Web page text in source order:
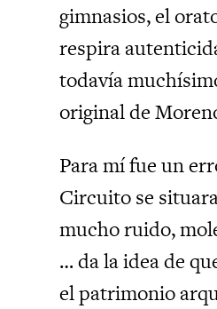
gimnasios, el
respira
todavía
original de
Para mí fue un
Circuito se
mucho ruido,
… da la idea de
el patrimonio